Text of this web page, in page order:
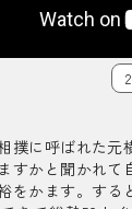
撲に呼ばれた元
すかと聞かれ
をかます。する